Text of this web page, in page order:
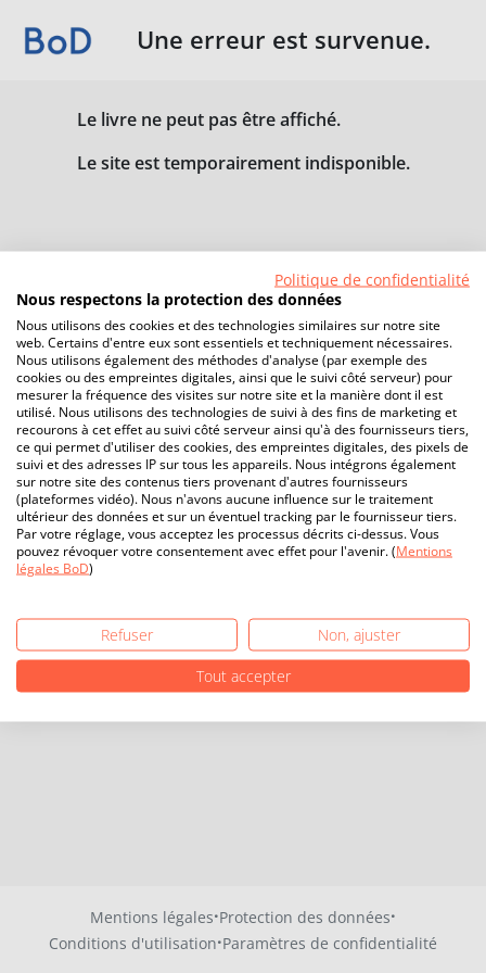
Une erreur est survenue.
Le livre ne peut pas être affiché.
Le site est temporairement indisponible.
Mentions légales·Protection des données·
Conditions d'utilisation·Paramètres de confidentialité
Politique de confidentialité
Nous respectons la protection des données
Nous utilisons des cookies et des technologies similaires sur notre site
web. Certains d'entre eux sont essentiels et techniquement nécessaires.
Nous utilisons également des méthodes d'analyse (par exemple des
cookies ou des empreintes digitales, ainsi que le suivi côté serveur) pour
mesurer la fréquence des visites sur notre site et la manière dont il est
utilisé. Nous utilisons des technologies de suivi à des fins de marketing et
recourons à cet effet au suivi côté serveur ainsi qu'à des fournisseurs tiers,
ce qui permet d'utiliser des cookies, des empreintes digitales, des pixels de
suivi et des adresses IP sur tous les appareils. Nous intégrons également
sur notre site des contenus tiers provenant d'autres fournisseurs
(plateformes vidéo). Nous n'avons aucune influence sur le traitement
ultérieur des données et sur un éventuel tracking par le fournisseur tiers.
Par votre réglage, vous acceptez les processus décrits ci-dessus. Vous
pouvez révoquer votre consentement avec effet pour l'avenir. (Mentions
légales BoD)
Refuser
Non, ajuster
Tout accepter